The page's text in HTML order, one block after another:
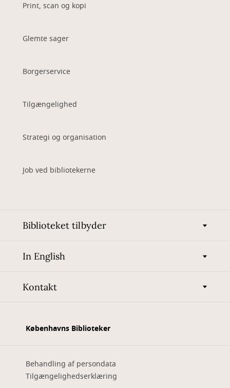
Print, scan og kopi
Glemte sager
Borgerservice
Tilgængelighed
Strategi og organisation
Job ved bibliotekerne
Biblioteket tilbyder
In English
Kontakt
Københavns Biblioteker
Behandling af persondata
Tilgængelighedserklæring